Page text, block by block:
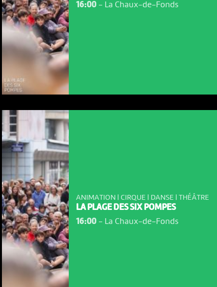
NOUS UTILISONS DES COOKIES
En poursuivant votre navigation sur le culturoscoPe site vous
consentez à l’utilisation de cookies. Les cookies nous
permettent d'analyser le trafic, d’affiner les contenus mis à
votre disposition et renseigner les acteurs·trices culturel·le·s sur
l'intérêt porté à leurs événements.
16:00- La Chaux-de-Fonds
ANIMATION | CIRQUE | DANSE | THÉÂTRE
LA PLAGE DES SIX POMPES
16:00- La Chaux-de-Fonds